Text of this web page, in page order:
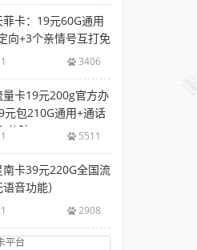
卡：19元60G通用
向+3个亲情号互打免
3406
量卡19元200g官方办
元包210G通用+通话
分钟
5511
南卡39元220G全国流
音功能）
2908
平台